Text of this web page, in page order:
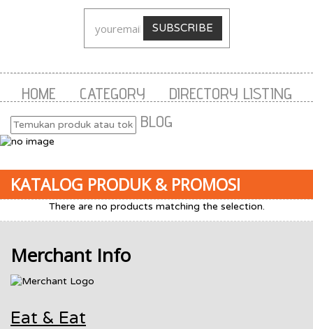
SUBSCRIBE
HOME CATEGORY
DIRECTORY LISTING
BLOG
KATALOG PRODUK & PROMOSI
There are no products matching the selection.
Merchant Info
Eat & Eat